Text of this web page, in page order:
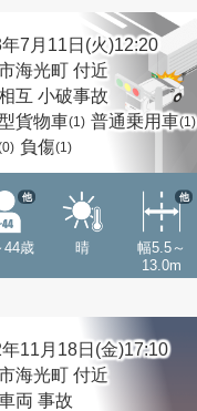
7月11日(火)12:20
海光町 付近
互 小破事故
貨物車(1) 普通乗用車(1)
負傷(1)
44歳
他
晴
幅5.5～
13.0m
他
11月18日(金)17:10
海光町 付近
両 事故